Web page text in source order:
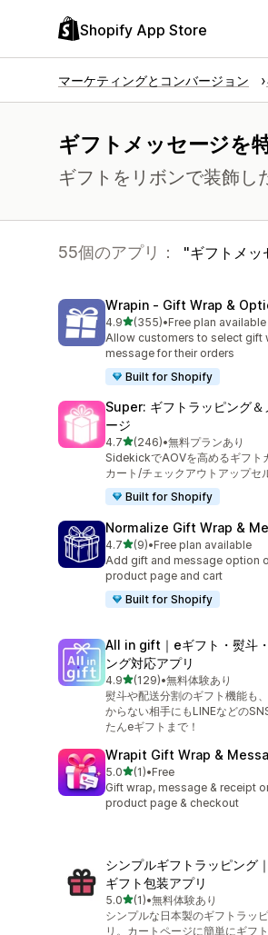
Shopify App Store
マーケティングとコンバージョン
ギフトメッセージを
ギフトをリボンで装飾し
55個のアプリ： ギフトメッ
Wrapin ‑ Gift Wrap &
4.95つ星中
(355)
合計レビュー数：355件
•Free plan available
Allow customers to select gift
message for their orders
Built for Shopify
Super: ギフトラッピング＆
ージ
4.75つ星中
(246)
合計レビュー数：246件
•無料プランあり
SidekickでAOVを高めるギフト
カート/チェックアウトアップセ
Built for Shopify
Normalize Gift Wrap &
4.75つ星中
(9)
合計レビュー数：9件
•Free plan available
Add gift and message option
product page and cart
Built for Shopify
All in gift｜eギフト・熨斗
ング対応アプリ
4.95つ星中
(129)
合計レビュー数：129件
•無料体験あり
熨斗や配送分割のギフト機能も
からない相手にもLINEなどの
たんeギフトまで！
Wrapit Gift Wrap &
5.05つ星中
(1)
合計レビュー数：1件
•Free
Gift wrap, message & receipt
product page & checkout
シンプルギフトラッピング
ギフト包装アプリ
5.05つ星中
(1)
合計レビュー数：1件
•無料体験あり
シンプルな日本製のギフトラッ
リ。カートページに簡単にギフ